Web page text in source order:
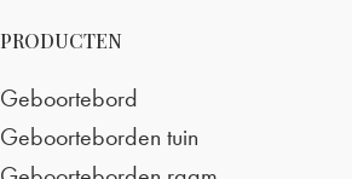
PRODUCTEN
Geboortebord
Geboorteborden tuin